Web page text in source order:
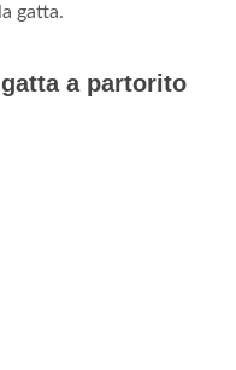
gatta.
a partorito